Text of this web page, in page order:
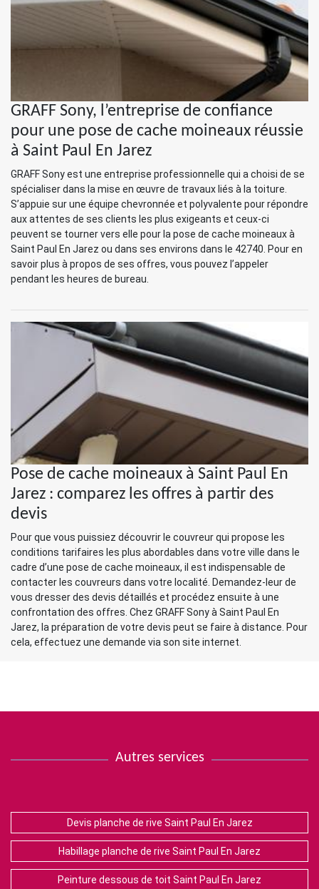
GRAFF Sony, l’entreprise de confiance
pour une pose de cache moineaux réussie
à Saint Paul En Jarez
GRAFF Sony est une entreprise professionnelle qui a choisi de se
spécialiser dans la mise en œuvre de travaux liés à la toiture.
S’appuie sur une équipe chevronnée et polyvalente pour répondre
aux attentes de ses clients les plus exigeants et ceux-ci
peuvent se tourner vers elle pour la pose de cache moineaux à
Saint Paul En Jarez ou dans ses environs dans le 42740. Pour en
savoir plus à propos de ses offres, vous pouvez l’appeler
pendant les heures de bureau.
Pose de cache moineaux à Saint Paul En
Jarez : comparez les offres à partir des
devis
Pour que vous puissiez découvrir le couvreur qui propose les
conditions tarifaires les plus abordables dans votre ville dans le
cadre d’une pose de cache moineaux, il est indispensable de
contacter les couvreurs dans votre localité. Demandez-leur de
vous dresser des devis détaillés et procédez ensuite à une
confrontation des offres. Chez GRAFF Sony à Saint Paul En
Jarez, la préparation de votre devis peut se faire à distance. Pour
cela, effectuez une demande via son site internet.
Autres services
Devis planche de rive Saint Paul En Jarez
Habillage planche de rive Saint Paul En Jarez
Peinture dessous de toit Saint Paul En Jarez